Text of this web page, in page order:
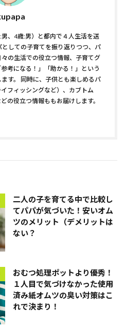
、4歳:男）と都内で４人生活を送
としての子育てを振り返りつつ、パ
の生活での役立つ情報、子育てグ
考になる！」「助かる！」という
す。 同時に、子供とも楽しめるパ
フィッシングなど）、カブトム
の役立つ情報ももお届けします。
二人の子を育てる中で比較し
てパパが気づいた！安いオム
ツのメリット（デメリットは
ない？
おむつ処理ポットより優秀！
１人目で気づけなかった使用
済み紙オムツの臭い対策はこ
れで決まり！